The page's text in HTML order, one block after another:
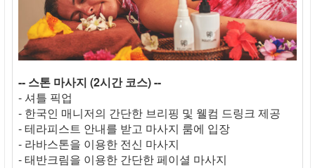
-- 스톤 마사지 (2시간 코스) --
- 셔틀 픽업
- 한국인 매니저의 간단한 브리핑 및 웰컴 드링크 제공
- 테라피스트 안내를 받고 마사지 룸에 입장
- 라바스톤을 이용한 전신 마사지
- 태반크림을 이용한 간단한 페이셜 마사지